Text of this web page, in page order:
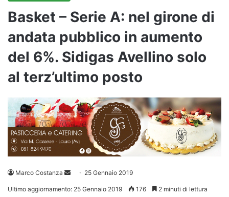
Basket – Serie A: nel girone di
andata pubblico in aumento
del 6%. Sidigas Avellino solo
al terz’ultimo posto
Marco Costanza
Invia 25 Gennaio 2019
Ultimo aggiornamento: 25 Gennaio 2019 176 2 minuti di lettura